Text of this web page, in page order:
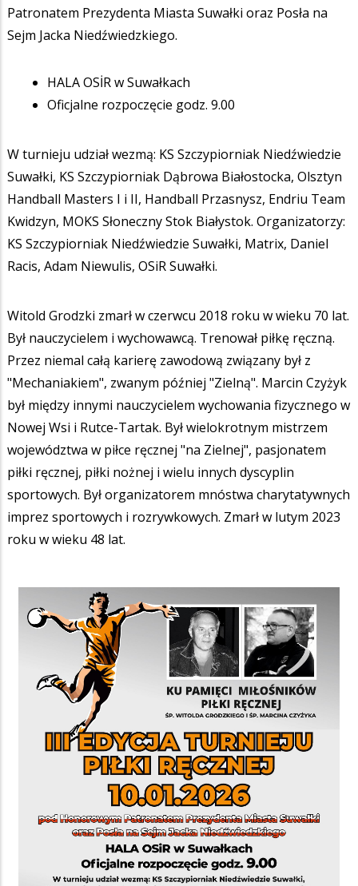
Patronatem Prezydenta Miasta Suwałki oraz Posła na
Sejm Jacka Niedźwiedzkiego.
HALA OSİR w Suwałkach
Oficjalne rozpoczęcie godz. 9.00
W turnieju udział wezmą: KS Szczypiorniak Niedźwiedzie
Suwałki, KS Szczypiorniak Dąbrowa Białostocka, Olsztyn
Handball Masters I i II, Handball Przasnysz, Endriu Team
Kwidzyn, MOKS Słoneczny Stok Białystok. Organizatorzy:
KS Szczypiorniak Niedźwiedzie Suwałki, Matrix, Daniel
Racis, Adam Niewulis, OSiR Suwałki.
Witold Grodzki zmarł w czerwcu 2018 roku w wieku 70 lat.
Był nauczycielem i wychowawcą. Trenował piłkę ręczną.
Przez niemal całą karierę zawodową związany był z
"Mechaniakiem", zwanym później "Zielną". Marcin Czyżyk
był między innymi nauczycielem wychowania fizycznego w
Nowej Wsi i Rutce-Tartak. Był wielokrotnym mistrzem
województwa w piłce ręcznej "na Zielnej", pasjonatem
piłki ręcznej, piłki nożnej i wielu innych dyscyplin
sportowych. Był organizatorem mnóstwa charytatywnych
imprez sportowych i rozrywkowych. Zmarł w lutym 2023
roku w wieku 48 lat.